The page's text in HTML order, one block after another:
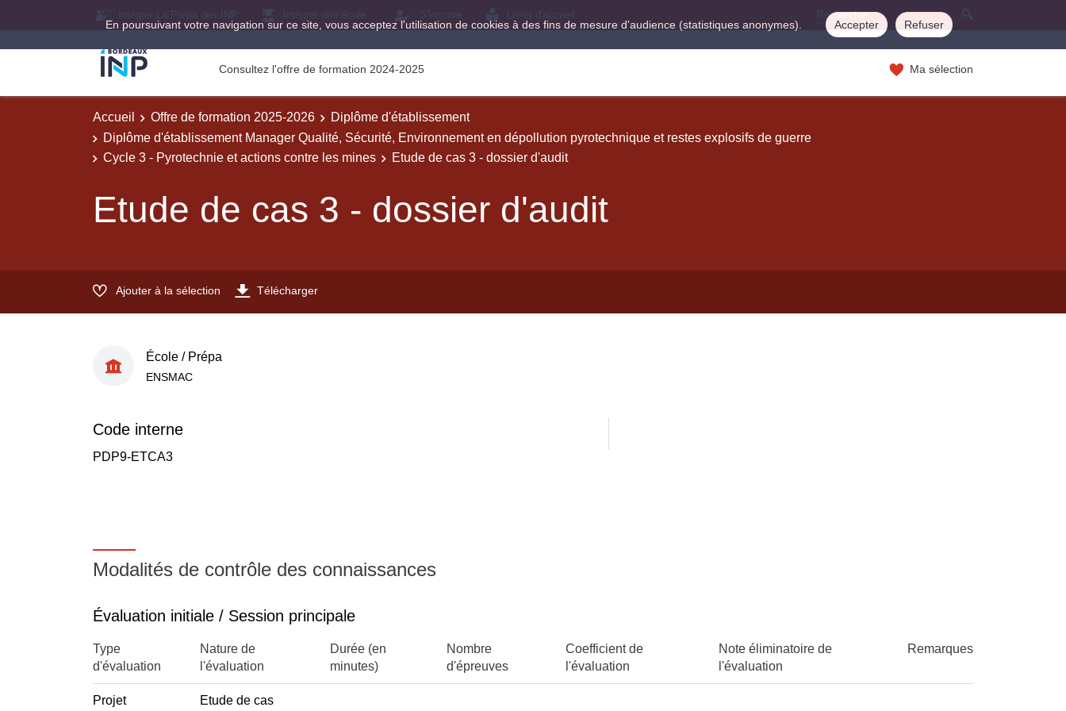
En poursuivant votre navigation sur ce site, vous acceptez l'utilisation de cookies à des fins de mesure d'audience (statistiques anonymes). Accepter Refuser
Consultez l'offre de formation 2024-2025 Ma sélection
Accueil Offre de formation 2025-2026
Diplôme d'établissement
Diplôme d'établissement Manager Qualité, Sécurité, Environnement en dépollution pyrotechnique et restes explosifs de guerre
Cycle 3 - Pyrotechnie et actions contre les mines
Etude de cas 3 - dossier d'audit
Etude de cas 3 - dossier d'audit
Ajouter à la sélection Télécharger
École / Prépa
ENSMAC
Code interne
PDP9-ETCA3
Modalités de contrôle des connaissances
Évaluation initiale / Session principale
Type
d'évaluation
Nature de
l'évaluation
Durée (en
minutes)
Nombre
d'épreuves
Coefficient de
l'évaluation
Note éliminatoire de
l'évaluation
Remarques
Projet Etude de cas